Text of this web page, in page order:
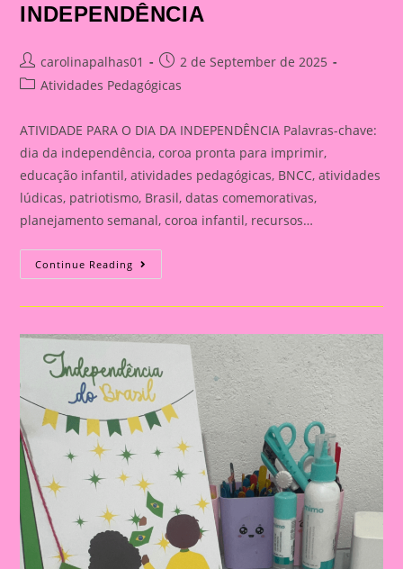
INDEPENDÊNCIA
Post
author:
carolinapalhas01
Post
published:
2 de September de 2025
PostAtividades Pedagógicas
ATIVIDADE PARA O DIA DA INDEPENDÊNCIA Palavras-chave:
dia da independência, coroa pronta para imprimir,
educação infantil, atividades pedagógicas, BNCC, atividades
lúdicas, patriotismo, Brasil, datas comemorativas,
planejamento semanal, coroa infantil, recursos…
Continue Reading ATIVIDADE
PARA
DIA